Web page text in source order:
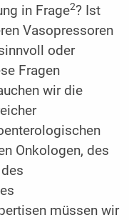
in Frage2? Ist
Vasopressoren
oder
Fragen
wir die
Onkologen, des
müssen wir